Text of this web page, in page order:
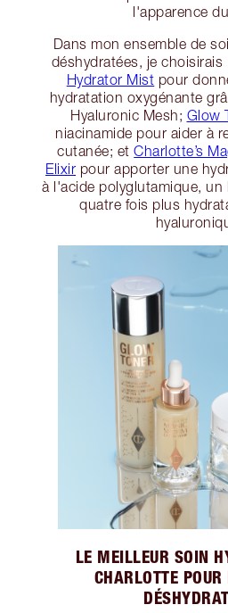
l'apparence
Dans mon ensemble de
déshydratées, je choisirais
Hydrator Mist pour
hydratation oxygénante
Hyaluronic Mesh; Glow
niacinamide pour aider à
cutanée; etCharlotte’s
Elixir pour apporter une
à l'acide polyglutamique,
quatre fois plus
LE MEILLEUR SOIN
CHARLOTTE